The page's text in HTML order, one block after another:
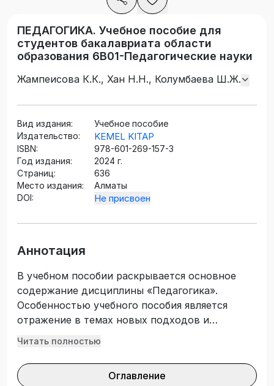
ПЕДАГОГИКА. Учебное пособие для
студентов бакалавриата области
образования 6В01-Педагогические науки
Жампеисова К.К., Хан Н.Н., Колумбаева Ш.Ж.
Вид издания:
Учебное пособие
Издательство:
KEMEL KITAP
ISBN:
978-601-269-157-3
Год издания:
2024 г.
Страниц:
636
Место издания:
Алматы
DOI:
Не присвоен
Аннотация
В учебном пособии раскрывается основное
содержание дисциплины «Педагогика».
Особенностью учебного пособия является
отражение в темах новых подходов и
трактовок, новейших тенденций мирового
нацеленных в результате на
компетентностную, мобильную и креативную
Читать полностью
Оглавление